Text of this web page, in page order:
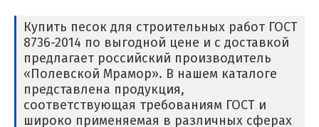
Дубна
Е
Егорьевск
Купить песок для строительных работ ГОСТ
8736-2014 по выгодной цене и с доставкой
предлагает российский производитель
«Полевской Мрамор». В нашем каталоге
представлена продукция,
соответствующая требованиям ГОСТ и
широко применяемая в различных сферах